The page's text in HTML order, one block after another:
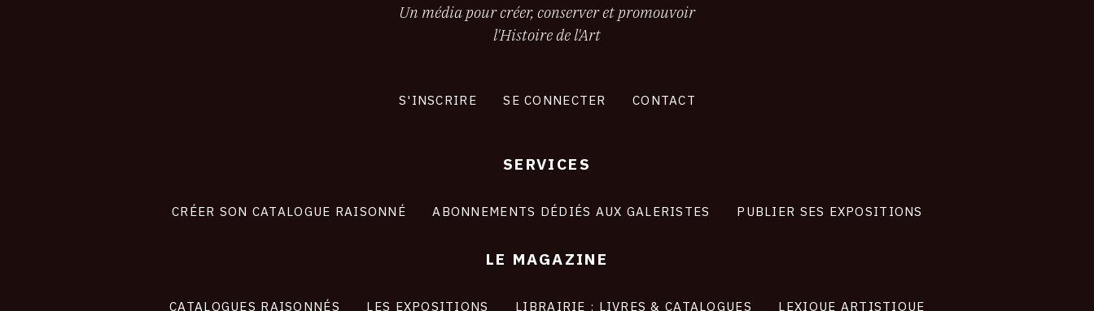
Un média pour créer, conserver et promouvoir
l'Histoire de l'Art
S'INSCRIRE SE CONNECTER CONTACT
SERVICES
CRÉER SON CATALOGUE RAISONNÉ ABONNEMENTS DÉDIÉS AUX GALERISTES PUBLIER SES EXPOSITIONS
LE MAGAZINE
CATALOGUES RAISONNÉS LES EXPOSITIONS LIBRAIRIE : LIVRES & CATALOGUES LEXIQUE ARTISTIQUE